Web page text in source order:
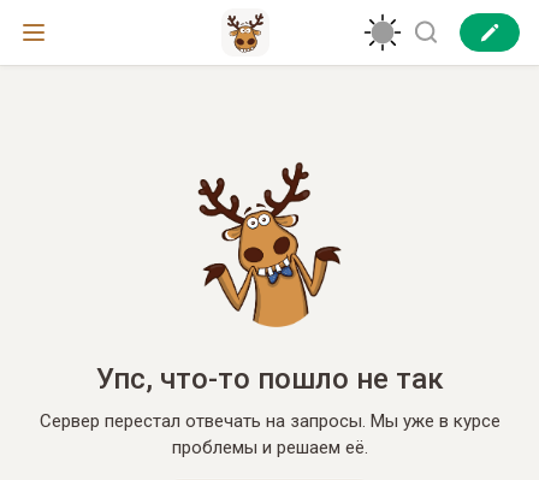
Упс, что-то пошло не так
Сервер перестал отвечать на запросы. Мы уже в курсе
проблемы и решаем её.